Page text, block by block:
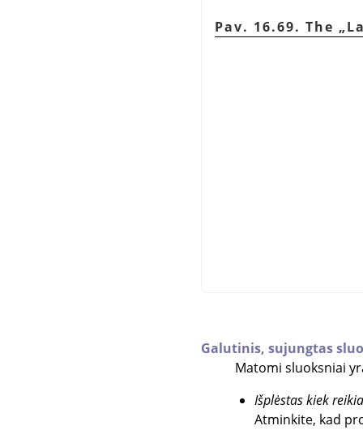
Pav. 16.69. The „
Galutinis, sujungtas
Matomi sluoksniai
Išplėstas kiek reikia
Atminkite, kad